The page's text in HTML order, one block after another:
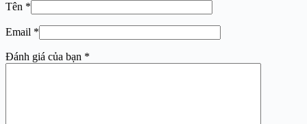
Tên *
Email *
Đánh giá của bạn *